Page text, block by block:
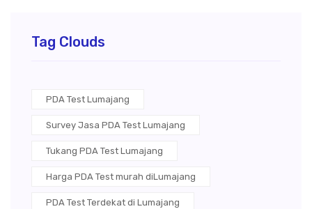
Tag Clouds
PDA Test Lumajang
Survey Jasa PDA Test Lumajang
Tukang PDA Test Lumajang
Harga PDA Test murah diLumajang
PDA Test Terdekat di Lumajang